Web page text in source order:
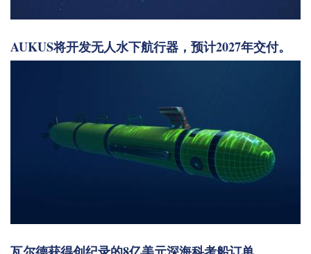
AUKUS将开发无人水下航行器，预计2027年交付。